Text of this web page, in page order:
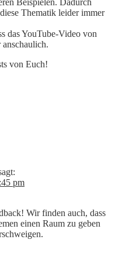
Beispielen. Dadurch
Thematik leider immer
das YouTube-Video von
von Euch!
pm
Wir finden auch, dass
einen Raum zu geben